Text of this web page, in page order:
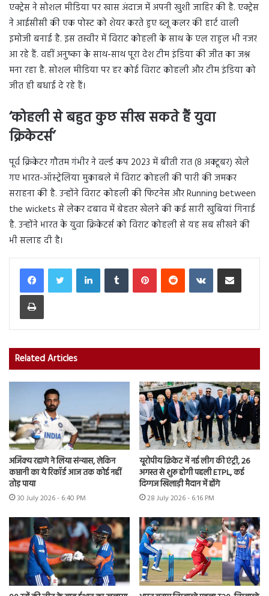
एक्ट्रेस ने सोशल मीडिया पर खास अंदाज में अपनी खुशी जाहिर की है. एक्ट्रेस
ने आईसीसी की एक पोस्ट को शेयर करते हुए ब्लू कलर की हार्ट वाली
इमोजी बनाई है. इस तस्वीर में विराट कोहली के साथ के एल राहुल भी नजर
आ रहे हैं. वहीं अनुष्का के साथ-साथ पूरा देश टीम इंडिया की जीत का जश्न
मना रहा है. सोशल मीडिया पर हर कोई विराट कोहली और टीम इंडिया को
जीत ही बधाई दे रहे हैं।
‘कोहली से बहुत कुछ सीख सकते हैं युवा
क्रिकेटर्स’
पूर्व क्रिकेटर गौतम गंभीर ने वर्ल्ड कप 2023 में बीती रात (8 अक्टूबर) खेले
गए भारत-ऑस्ट्रेलिया मुकाबले में विराट कोहली की पारी की जमकर
सराहना की है. उन्होंने विराट कोहली की फिटनेस और Running between
the wickets से लेकर दबाव में बेहतर खेलने की कई सारी खुबियां गिनाई
है. उन्होंने भारत के युवा क्रिकेटर्स को विराट कोहली से यह सब सीखने की
भी सलाह दी है।
LinkedInTumblr PinterestReddit VKontakteShare via Email
Print
Related Articles
अजिंक्य रहाणे ने लिया संन्यास, लेकिन
कप्तानी का ये रिकॉर्ड आज तक कोई नहीं
तोड़ पाया
30 July 2026 - 6:40 PM
यूरोपीय क्रिकेट में नई लीग की एंट्री, 26
अगस्त से शुरू होगी पहली ETPL, कई
दिग्गज खिलाड़ी मैदान में होंगे
28 July 2026 - 6:16 PM